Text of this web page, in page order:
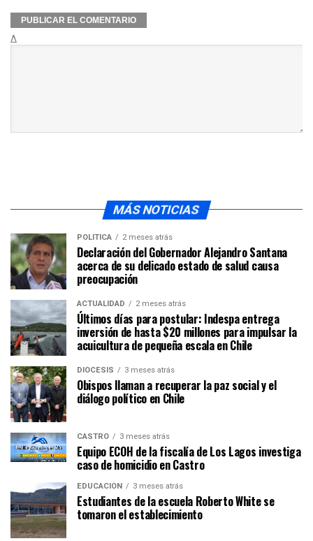
Δ
MÁS NOTICIAS
POLÍTICA 2 meses atrás
Declaración del Gobernador Alejandro Santana
acerca de su delicado estado de salud causa
preocupación
ACTUALIDAD 2 meses atrás
Últimos días para postular: Indespa entrega
inversión de hasta $20 millones para impulsar la
acuicultura de pequeña escala en Chile
DIÓCESIS 3 meses atrás
Obispos llaman a recuperar la paz social y el
diálogo político en Chile
CASTRO 3 meses atrás
Equipo ECOH de la fiscalía de Los Lagos investiga
caso de homicidio en Castro
EDUCACIÓN 3 meses atrás
Estudiantes de la escuela Roberto White se
tomaron el establecimiento